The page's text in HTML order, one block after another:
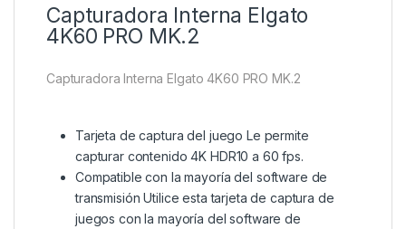
Capturadora Interna Elgato
4K60 PRO MK.2
Capturadora Interna Elgato 4K60 PRO MK.2
Tarjeta de captura del juego Le permite
capturar contenido 4K HDR10 a 60 fps.
Compatible con la mayoría del software de
transmisión Utilice esta tarjeta de captura de
juegos con la mayoría del software de